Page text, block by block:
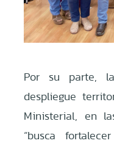
Por su parte,
despliegue
Ministerial, en
“busca